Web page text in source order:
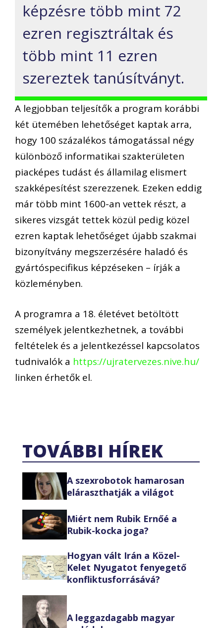
képzésre több mint 72
ezren regisztráltak és
több mint 11 ezren
szereztek tanúsítványt.
A legjobban teljesítők a program korábbi
két ütemében lehetőséget kaptak arra,
hogy 100 százalékos támogatással négy
különböző informatikai szakterületen
piacképes tudást és államilag elismert
szakképesítést szerezzenek. Ezeken eddig
már több mint 1600-an vettek részt, a
sikeres vizsgát tettek közül pedig közel
ezren kaptak lehetőséget újabb szakmai
bizonyítvány megszerzésére haladó és
gyártóspecifikus képzéseken – írják a
közleményben.
A programra a 18. életévet betöltött
személyek jelentkezhetnek, a további
feltételek és a jelentkezéssel kapcsolatos
tudnivalók a https://ujratervezes.nive.hu/
linken érhetők el.
TOVÁBBI HÍREK
A szexrobotok hamarosan
eláraszthatják a világot
Miért nem Rubik Ernőé a
Rubik-kocka joga?
Hogyan vált Irán a Közel-
Kelet Nyugatot fenyegető
konfliktusforrásává?
A leggazdagabb magyar